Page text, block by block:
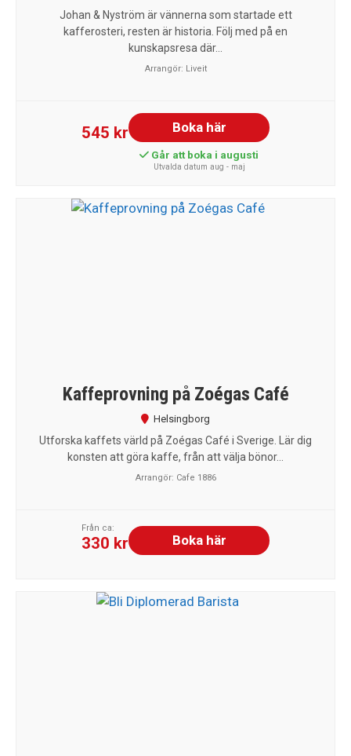
Johan & Nyström är vännerna som startade ett
kafferosteri, resten är historia. Följ med på en
kunskapsresa där...
Arrangör: Liveit
545 kr Boka här
Går att boka i augusti
Utvalda datum aug - maj
Kaffeprovning på Zoégas Café
Helsingborg
Utforska kaffets värld på Zoégas Café i Sverige. Lär dig
konsten att göra kaffe, från att välja bönor...
Arrangör: Cafe 1886
Från ca:
330 kr Boka här